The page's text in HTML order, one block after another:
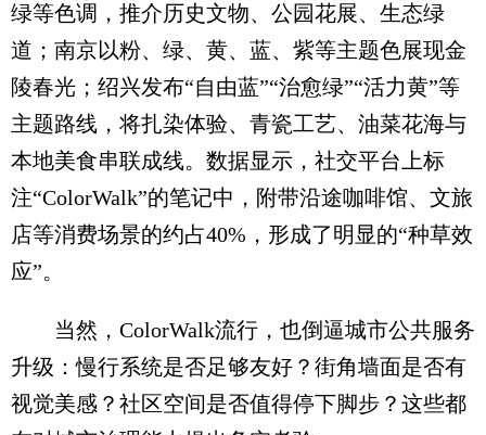
绿等色调，推介历史文物、公园花展、生态绿
道；南京以粉、绿、黄、蓝、紫等主题色展现金
陵春光；绍兴发布“自由蓝”“治愈绿”“活力黄”等
主题路线，将扎染体验、青瓷工艺、油菜花海与
本地美食串联成线。数据显示，社交平台上标
注“ColorWalk”的笔记中，附带沿途咖啡馆、文旅
店等消费场景的约占40%，形成了明显的“种草效
应”。
当然，ColorWalk流行，也倒逼城市公共服务
升级：慢行系统是否足够友好？街角墙面是否有
视觉美感？社区空间是否值得停下脚步？这些都